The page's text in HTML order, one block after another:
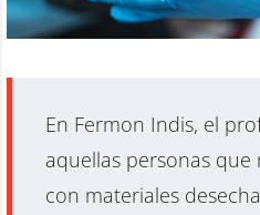
En Fermon Indis, el
aquellas personas
con materiales